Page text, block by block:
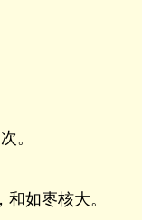
。
如枣核大。